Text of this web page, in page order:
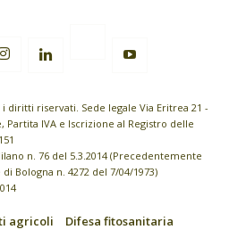
diritti riservati. Sede legale Via Eritrea 21 -
Partita IVA e Iscrizione al Registro delle
n. 76 del 5.3.2014 (Precedentemente
Bologna n. 4272 del 7/04/1973)
agricoli
Difesa fitosanitaria